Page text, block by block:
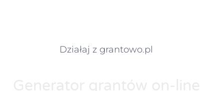
Działaj z grantowo.pl